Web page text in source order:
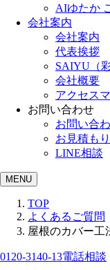
AIゆたか
会社案内
会社案内
代表挨拶
SAIYU（
会社概要
アクセス
お問い合わせ
お問い合
お見積もり
LINE相談
MENU
TOP
よくあるご質問
屋根のカバー工
0120-3140-13電話相談